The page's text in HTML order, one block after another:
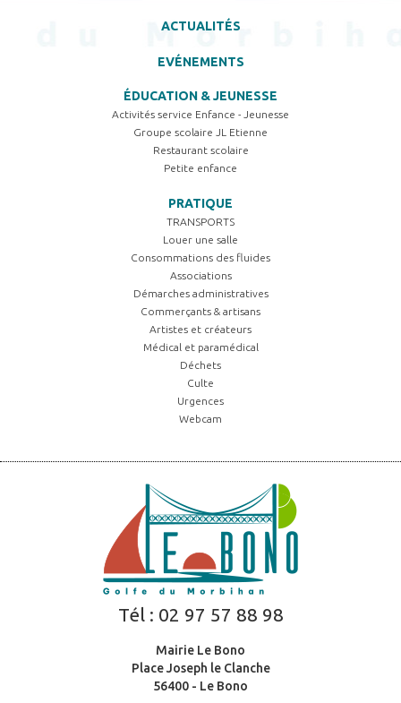
ACTUALITÉS
EVÉNEMENTS
ÉDUCATION & JEUNESSE
Activités service Enfance - Jeunesse
Groupe scolaire JL Etienne
Restaurant scolaire
Petite enfance
PRATIQUE
TRANSPORTS
Louer une salle
Consommations des fluides
Associations
Démarches administratives
Commerçants & artisans
Artistes et créateurs
Médical et paramédical
Déchets
Culte
Urgences
Webcam
Tél : 02 97 57 88 98
Mairie Le Bono
Place Joseph le Clanche
56400 - Le Bono